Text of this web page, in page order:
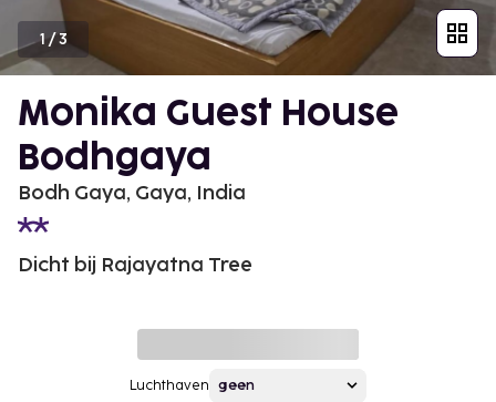
1/3
Monika Guest House
Bodhgaya
Bodh Gaya, Gaya, India
Dicht bij Rajayatna Tree
Luchthaven